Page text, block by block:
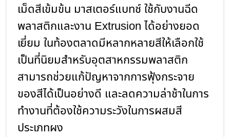
เม็ดสีเข้มข้น มาสเตอร์แบทช์ ใช้กับงานฉีด
พลาสติกและงาน Extrusion ได้อย่างยอด
เยี่ยม ในท้องตลาดมีหลากหลายสีให้เลือกใช้
เป็นที่นิยมสำหรับอุตสาหกรรมพลาสติก
สามารถช่วยแก้ปัญหาจากการฟุ้งกระจาย
ของสีได้เป็นอย่างดี และลดความล่าช้าในการ
ทำงานที่ต้องใช้ความระวังในการผสมสี
ประเภทผง